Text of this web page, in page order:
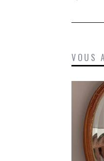
VOUS